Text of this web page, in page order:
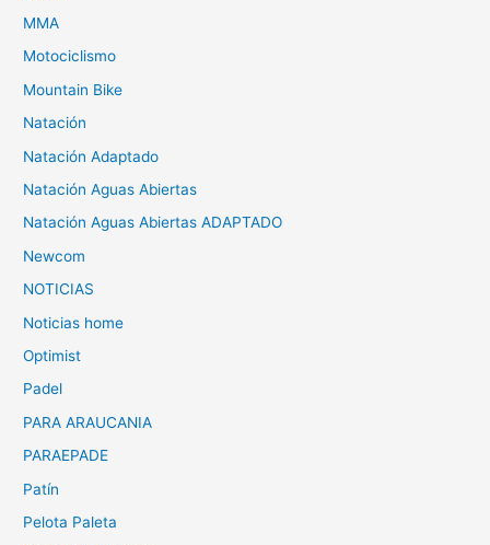
MMA
Motociclismo
Mountain Bike
Natación
Natación Adaptado
Natación Aguas Abiertas
Natación Aguas Abiertas ADAPTADO
Newcom
NOTICIAS
Noticias home
Optimist
Padel
PARA ARAUCANIA
PARAEPADE
Patín
Pelota Paleta